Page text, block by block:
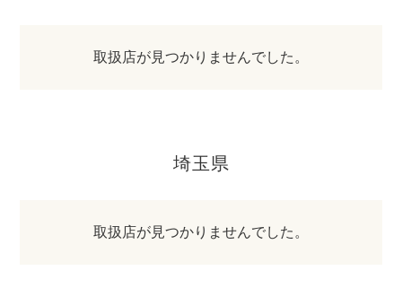
取扱店が見つかりませんでした。
埼玉県
取扱店が見つかりませんでした。